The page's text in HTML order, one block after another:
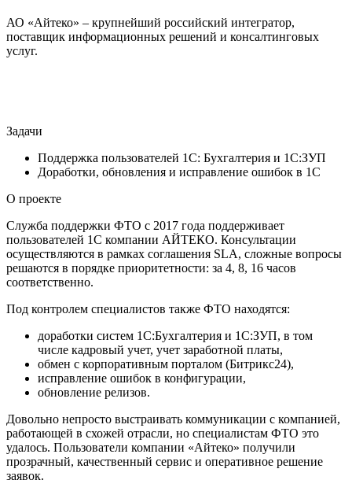
АО «Айтеко» – крупнейший российский интегратор,
поставщик информационных решений и консалтинговых
услуг.
Задачи
Поддержка пользователей 1С: Бухгалтерия и 1С:ЗУП
Доработки, обновления и исправление ошибок в 1С
О проекте
Служба поддержки ФТО с 2017 года поддерживает
пользователей 1С компании АЙТЕКО. Консультации
осуществляются в рамках соглашения SLA, сложные вопросы
решаются в порядке приоритетности: за 4, 8, 16 часов
соответственно.
Под контролем специалистов также ФТО находятся:
доработки систем 1С:Бухгалтерия и 1С:ЗУП, в том
числе кадровый учет, учет заработной платы,
обмен с корпоративным порталом (Битрикс24),
исправление ошибок в конфигурации,
обновление релизов.
Довольно непросто выстраивать коммуникации с компанией,
работающей в схожей отрасли, но специалистам ФТО это
удалось. Пользователи компании «Айтеко» получили
прозрачный, качественный сервис и оперативное решение
заявок.